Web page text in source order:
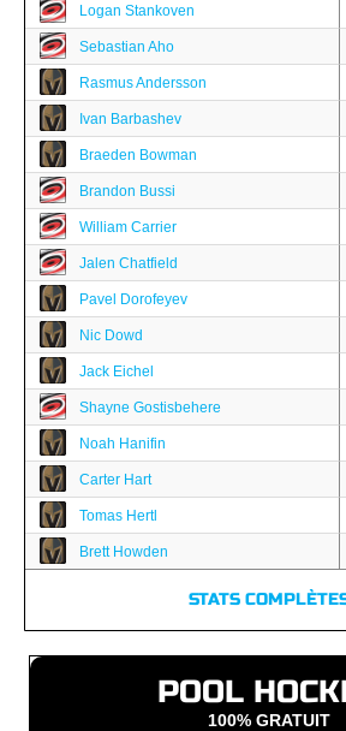
Logan Stankoven
Sebastian Aho
Rasmus Andersson
Ivan Barbashev
Braeden Bowman
Brandon Bussi
William Carrier
Jalen Chatfield
Pavel Dorofeyev
Nic Dowd
Jack Eichel
Shayne Gostisbehere
Noah Hanifin
Carter Hart
Tomas Hertl
Brett Howden
STATS
POOL
100% GRATUIT